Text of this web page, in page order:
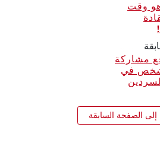
هو وقت
مشاركة
شخص في
إلى الصفحة السابقة